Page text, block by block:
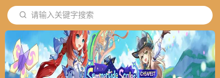
请输入关键字搜索